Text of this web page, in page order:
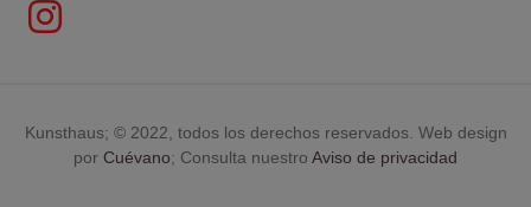
Kunsthaus; © 2022, todos los derechos reservados. Web design
por Cuévano; Consulta nuestro Aviso de privacidad